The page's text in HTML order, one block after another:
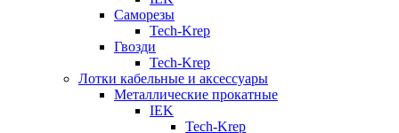
Саморезы
Tech-Krep
Гвозди
Tech-Krep
Лотки кабельные и аксессуары
Металлические прокатные
IEK
Tech-Krep